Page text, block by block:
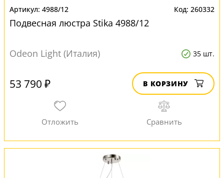
4988/12 260332
Подвесная люстра Stika 4988/12
Odeon Light (Италия) 35 шт.
53 790 ₽ В КОРЗИНУ